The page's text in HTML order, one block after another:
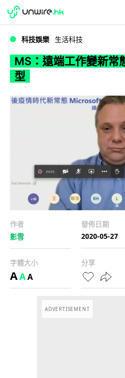
MS：遠端工作變新
WWDC 2026
科技娛樂 生活科技
MS：遠端工作變新常
型
作者
影雪
發佈日期
2020-05-27
字體大小
AAA
分享
ADVERTISEMENT